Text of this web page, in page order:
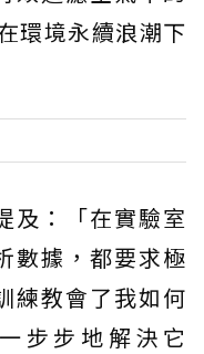
環境永續浪潮下
及：「在實驗室
數據，都要求極
練教會了我如何
步步地解決它